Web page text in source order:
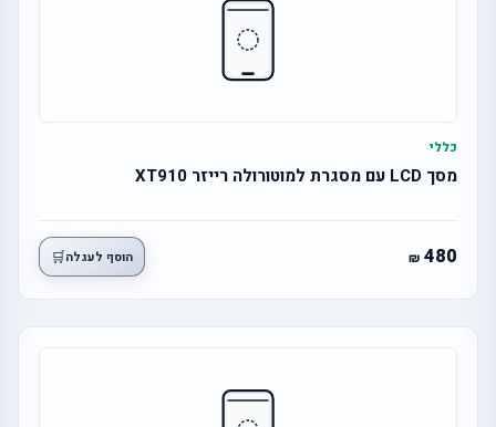
כללי
מסך LCD עם מסגרת למוטורולה רייזר XT910
480 הוסף לעגלה🛒